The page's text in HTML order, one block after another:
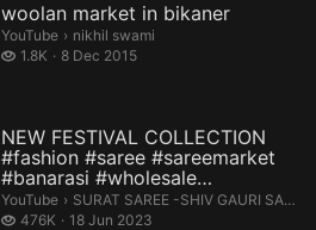
woolan market in bikaner
YouTube › nikhil swami.
nikhil swami
1.8K
1.8 thousand views
8 Dec 2015
NEW FESTIVAL COLLECTION
#fashion #saree #sareemarket
#banarasi #wholesale
#georgettes...
YouTube › SURAT SAREE -SHIV GAURI SAREE.
SURAT SAREE -SHIV GAURI SAREE
476K
476 thousand views
18 Jun 2023